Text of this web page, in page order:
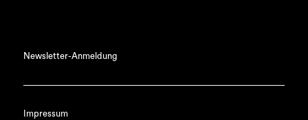
Newsletter-Anmeldung
Impressum